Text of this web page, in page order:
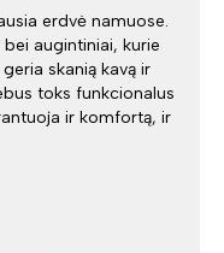
erdvė namuose.
augintiniai, kurie
skanią kavą ir
toks funkcionalus
ir komfortą, ir